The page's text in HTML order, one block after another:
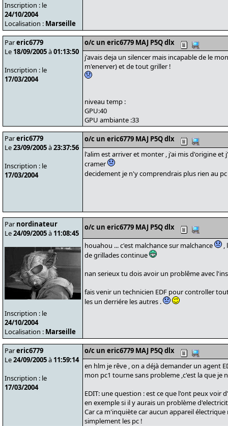
Inscription : le
24/10/2004
Localisation : Marseille
Pareric6779
Le 18/09/2005à01:13:50
Inscription : le
17/03/2004
o/c un eric6779 MAJ P5Q dlx
j'avais deja un silencer mais incapable de le
m'enerver) et de tout griller !
niveau temp :
GPU:40
GPU ambiante :33
Pareric6779
Le23/09/2005à23:37:56
Inscription : le
17/03/2004
o/c un eric6779 MAJ P5Q dlx
l'alim est arriver et monter , j'ai mis d'origine et
cramer
decidement je n'y comprendrais plus rien au pc
Par nordinateur
Le24/09/2005à 11:08:45
Inscription : le
24/10/2004
Localisation : Marseille
o/c un eric6779 MAJ P5Q dlx
houahou ... c'est malchance sur malchance
,
de grillades continue
nan serieux tu dois avoir un problême avec
fais venir un technicien EDF pour controller
les un derriére les autres .
Pareric6779
Le24/09/2005à 11:59:14
Inscription : le
17/03/2004
o/c un eric6779 MAJ P5Q dlx
en hlm je rêve , on a déjà demander un agent
mon pc1 tourne sans probleme ,c'est la que je
EDIT: une question : est ce que l'ont peux voir
en exemple si il y aurais un problème
Car ca m'inquiète car aucun appareil électrique
simplement les pc !